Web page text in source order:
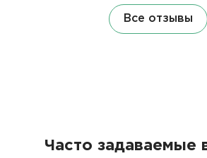
Все отзывы
Часто задаваемые